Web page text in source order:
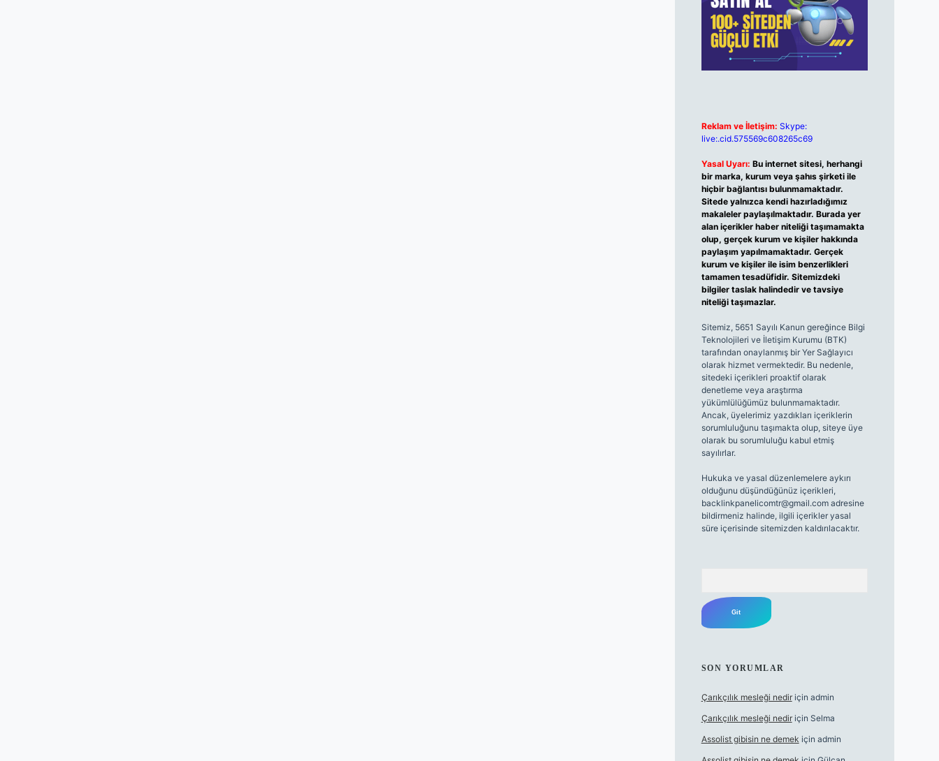
Reklam ve İletişim: Skype:
live:.cid.575569c608265c69
Yasal Uyarı: Bu internet sitesi, herhangi
bir marka, kurum veya şahıs şirketi ile
hiçbir bağlantısı bulunmamaktadır.
Sitede yalnızca kendi hazırladığımız
makaleler paylaşılmaktadır. Burada yer
alan içerikler haber niteliği taşımamakta
olup, gerçek kurum ve kişiler hakkında
paylaşım yapılmamaktadır. Gerçek
kurum ve kişiler ile isim benzerlikleri
tamamen tesadüfidir. Sitemizdeki
bilgiler taslak halindedir ve tavsiye
niteliği taşımazlar.
Sitemiz, 5651 Sayılı Kanun gereğince Bilgi
Teknolojileri ve İletişim Kurumu (BTK)
tarafından onaylanmış bir Yer Sağlayıcı
olarak hizmet vermektedir. Bu nedenle,
sitedeki içerikleri proaktif olarak
denetleme veya araştırma
yükümlülüğümüz bulunmamaktadır.
Ancak, üyelerimiz yazdıkları içeriklerin
sorumluluğunu taşımakta olup, siteye üye
olarak bu sorumluluğu kabul etmiş
sayılırlar.
Hukuka ve yasal düzenlemelere aykırı
olduğunu düşündüğünüz içerikleri,
backlinkpanelicomtr@gmail.comadresine
bildirmeniz halinde, ilgili içerikler yasal
süre içerisinde sitemizden kaldırılacaktır.
SON YORUMLAR
Çarıkçılık mesleği nediriçin admin
Çarıkçılık mesleği nediriçin Selma
Assolist gibisin ne demek için admin